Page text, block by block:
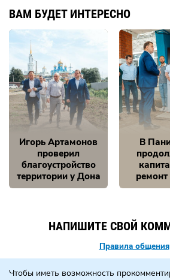
ВАМ БУДЕТ ИНТЕРЕСНО
Игорь Артамонов
проверил
благоустройство
территории у Дона
В
НАПИШИТЕ СВОЙ
Правила общения
Чтобы иметь возможность